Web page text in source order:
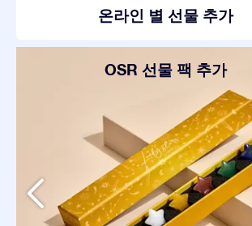
온라인 별 선물 추가
OSR 선물 팩 추가